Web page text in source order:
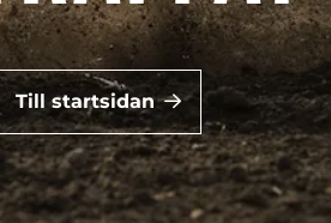
Till startsidan